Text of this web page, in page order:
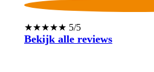
★★★★★ 5/5
Bekijk alle reviews